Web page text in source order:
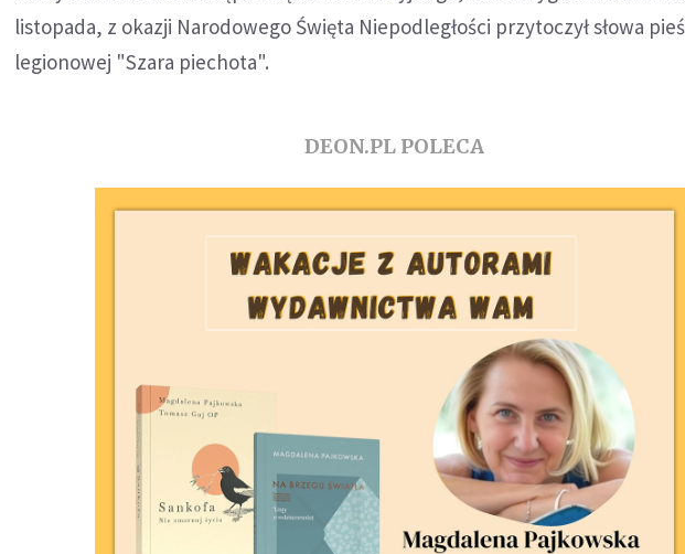
listopada, z okazji Narodowego Święta Niepodległości przytoczył słowa
legionowej "Szara piechota".
DEON.PL POLECA